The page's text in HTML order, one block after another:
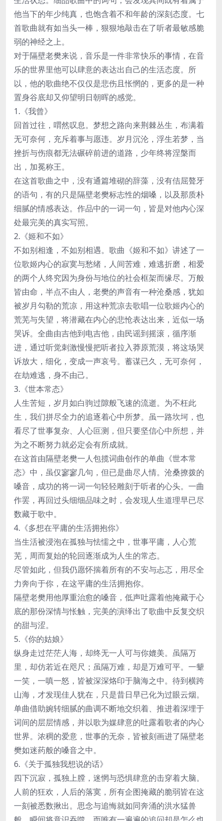
他当下的年少纯真，也饱含着不和年龄的深刻态度。七
首歌曲就有如当头一棒，狠狠地敲击在了听者最敏感脆
弱的神经之上。
对于隔壁老樊来说，音乐是一件非常快乐的事情，在音
乐的世界里他可以肆意的表达出自己的生活态度。所
以，他的歌曲绝不仅仅是悲伤且怅惘的，更多的是一种
置身谷底却又仰望明日朝晖的感觉。
1.《我曾》
回首过往，喟然叹息。梦想之路向来荆棘丛生，布满着
无可奈何，充斥着事与愿违。岁月沉沦，浮生若梦，当
挫折与伤痕都无法碾碎前进的道路，少年终将涅槃而
出，加冕称王。
在这首歌曲之中，没有通篇堆砌的辞藻，没有佶屈聱牙
的语句，有的只是隔壁老樊标志性的烟嗓，以及那质朴
细腻的情感表达。作品中的一词一句，皆是对他内心深
处最完美的真实写照。
2.《姬和不如》
不如别相逢，不如别相遇。歌曲《姬和不如》讲述了一
位歌姬内心的寂寞与愁绪，人间苦难，难逃折磨，相爱
的两个人终究因为身份与地位的社会框架而缘尽。万般
皆由命，半点不由人，老樊的声音有一种沧桑感，犹如
被岁月勾勒的荒凉，用这种荒凉去歌唱一位歌姬内心的
荒芜与失望，将潜藏在内心的悲怆表达出来，近似一场
哭诉。全曲由吉他到电吉他，由民谣到摇滚，循序渐
进，通过听觉刺激慢慢把听者拉入莽原荒漠，将这场哭
诉放大，细化，变成一声哀号。蓄谋已久，无可奈何，
在劫难逃，身不由己。
3.《世本常态》
人生苦短，岁月如白驹过隙般飞速的流逝。为不枉此
生，我们拼尽全力的追逐着心中所梦。虽一路坎坷，也
看尽了世事复杂、人心叵测，但只要坚信心中所想，并
为之不断努力就必定会有所成就。
在这首由隔壁老樊一人包揽词曲创作的单曲《世本常
态》中，虽仅寥寥几句，但已是曲尽人情。沧桑撩拨的
嗓音，成功的将一词一句轻轻雕刻于听者的心头。一曲
作罢，再回过头细细品味之时，会发现人生道理早已尽
数藏于歌中。
4.《多想在平庸的生活拥抱你》
当生活被浸泡在孤独与怯懦之中，世事平庸，人心荒
芜，周而复始的轮回逐渐成为人生的常态。
尽管如此，但我仍愿怀揣着所有的不安与忐忑，用尽全
力奔向于你，在这平庸的生活拥抱你。
隔壁老樊用他厚重治愈的嗓音，低声吐露着他掩藏于心
底的那份深情与怅触，完美的演绎出了歌曲中反复交织
的甜与涩。
5.《你的姑娘》
纵身走过茫茫人海，却终无一人可与你媲美。虽隔万
里，却仿若近在咫尺；虽隔万难，却是万难可平。一颦
一笑，一嗔一怒，皆被深深烙印于脑海之中。待到横跨
山海，才发现佳人犹在，只是昔日早已化为过眼云烟。
单曲借助婉转细腻的曲调不断地交织着、推进着深埋于
词间的层层情感，并以歌为媒肆意的吐露着歌者的内心
世界。浓稠的爱意，世事的无奈，皆被刻画进了隔壁老
樊如迷药般的嗓音之中。
6.《关于孤独我想说的话》
四下沉寂，孤独上膛，迷惘与恐惧肆意的击穿着大脑。
人前的狂欢，人后的落寞，所有企图掩藏的脆弱皆在这
一刻被悉数揪出。思念与追悔就如同奔涌的洪水猛兽